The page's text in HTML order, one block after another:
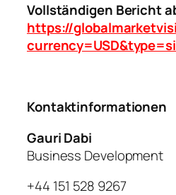
Vollständigen Bericht
https://
Kontaktinformationen
Gauri Dabi
Business Development
+44 151 528 9267